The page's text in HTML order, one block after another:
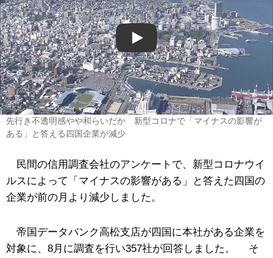
Play
先行き不透明感やや和らいだか 新型コロナで「マイナスの影響が
ある」と答える四国企業が減少
民間の信用調査会社のアンケートで、新型コロナウイ
ルスによって「マイナスの影響がある」と答えた四国の
企業が前の月より減少しました。
帝国データバンク高松支店が四国に本社がある企業を
対象に、8月に調査を行い357社が回答しました。 そ